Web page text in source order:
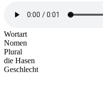
Wortart
Nomen
Plural
die Hasen
Geschlecht